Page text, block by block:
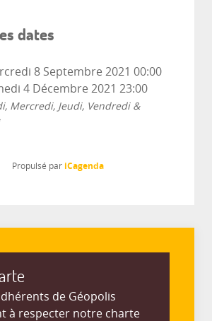
dates
8 Septembre 2021 00:00
4 Décembre 2021 23:00
Mercredi, Jeudi, Vendredi &
Propulsé par iCagenda
de Géopolis
à respecter notre charte